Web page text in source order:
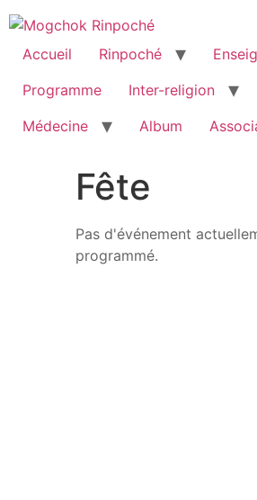
Accueil Rinpoché
Programme
Inter-religion
Médecine
Album
Fête
Pas d'événement
programmé.